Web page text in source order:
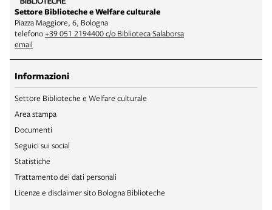
Settore Biblioteche e Welfare culturale
Piazza Maggiore, 6, Bologna
telefono+39 051 2194400 c/o Biblioteca Salaborsa
email
Informazioni
Settore Biblioteche e Welfare culturale
Area stampa
Documenti
Seguici sui social
Statistiche
Trattamento dei dati personali
Licenze e disclaimer sito Bologna Biblioteche